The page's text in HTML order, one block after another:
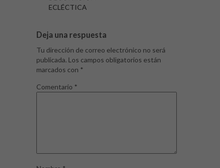
ECLÉCTICA
Deja una respuesta
Tu dirección de correo electrónico no será
publicada. Los campos obligatorios están
marcados con *
Comentario *